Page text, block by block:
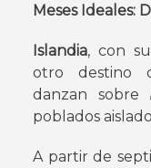
Meses Ideales:
Islandia, con
otro destino
danzan sobre
poblados
A partir de